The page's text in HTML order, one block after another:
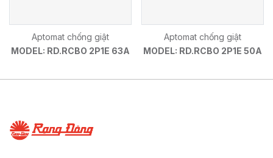
Aptomat chống giật
MODEL: RD.RCBO 2P1E 63A
Aptomat chống giật
MODEL: RD.RCBO 2P1E 50A